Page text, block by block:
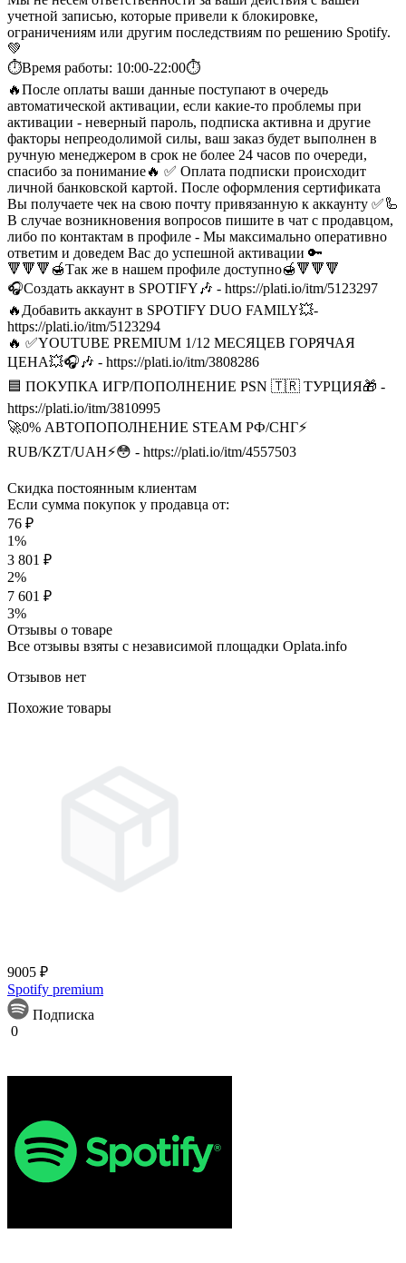
учетной записью, которые привели к блокировке,
ограничениям или другим последствиям по решению Spotify.
💚
⏱️Время работы: 10:00-22:00⏱️
🔥После оплаты ваши данные поступают в очередь
автоматической активации, если какие-то проблемы при
активации - неверный пароль, подписка активна и другие
факторы непреодолимой силы, ваш заказ будет выполнен в
ручную менеджером в срок не более 24 часов по очереди,
спасибо за понимание🔥 ✅ Оплата подписки происходит
личной банковской картой. После оформления сертификата
Вы получаете чек на свою почту привязанную к аккаунту ✅🦾
В случае возникновения вопросов пишите в чат с продавцом,
либо по контактам в профиле - Мы максимально оперативно
ответим и доведем Вас до успешной активации 🔑
🔻🔻🔻🍯Так же в нашем профиле доступно🍯🔻🔻🔻
🎧Создать аккаунт в SPOTIFY🎶 - https://plati.io/itm/5123297
🔥Добавить аккаунт в SPOTIFY DUO FAMILY💥-
https://plati.io/itm/5123294
🔥 ✅YOUTUBE PREMIUM 1/12 МЕСЯЦЕВ ГОРЯЧАЯ
ЦЕНА💥🎧🎶 - https://plati.io/itm/3808286
🟦 ПОКУПКА ИГР/ПОПОЛНЕНИЕ PSN 🇹🇷 ТУРЦИЯ🎁 -
https://plati.io/itm/3810995
🚀0% АВТОПОПОЛНЕНИЕ STEAM РФ/СНГ⚡️
RUB/KZT/UAH⚡️😳 - https://plati.io/itm/4557503
Скидка постоянным клиентам
Если сумма покупок у продавца от:
76 ₽
1%
3 801 ₽
2%
7 601 ₽
3%
Отзывы о товаре
Все отзывы взяты с независимой площадки Oplata.info
Отзывов нет
Похожие товары
9005 ₽
Spotify premium
Подписка
0